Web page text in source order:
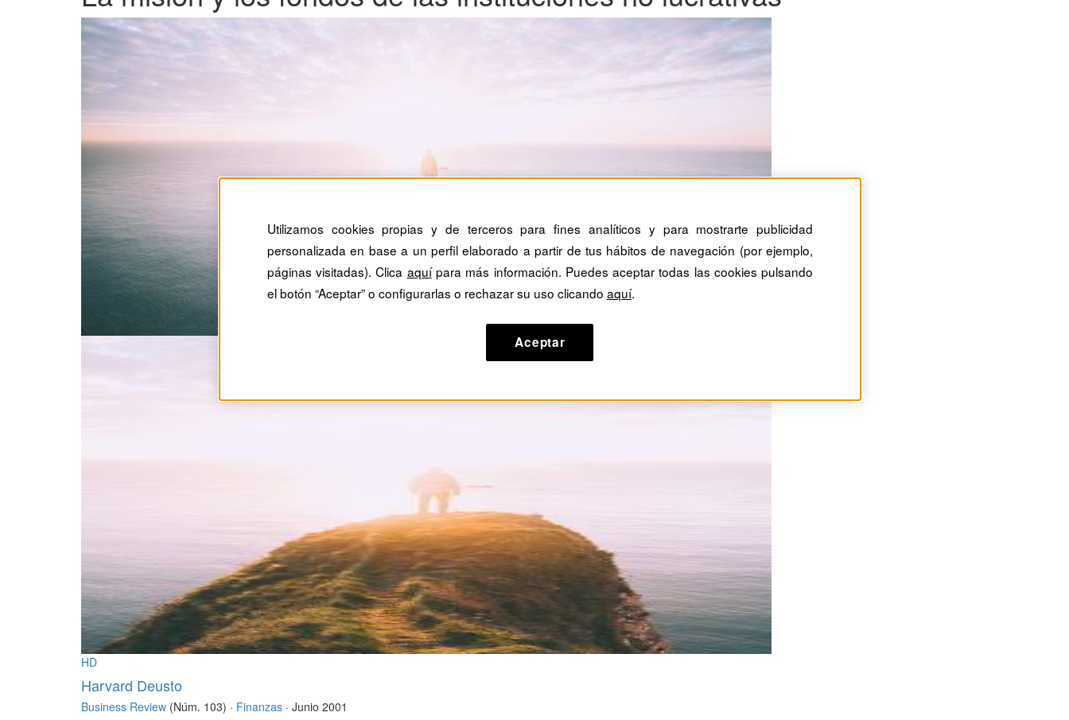
HD
Harvard Deusto
Business Review (Núm. 103) · Finanzas · Junio 2001
Utilizamos cookies propias y de terceros para fines analíticos y para mostrarte publicidad
personalizada en base a un perfil elaborado a partir de tus hábitos de navegación (por ejemplo,
páginas visitadas). Clica aquípara más información. Puedes aceptar todas las cookies pulsando
el botón “Aceptar” o configurarlas o rechazar su uso clicando aquí.
Aceptar